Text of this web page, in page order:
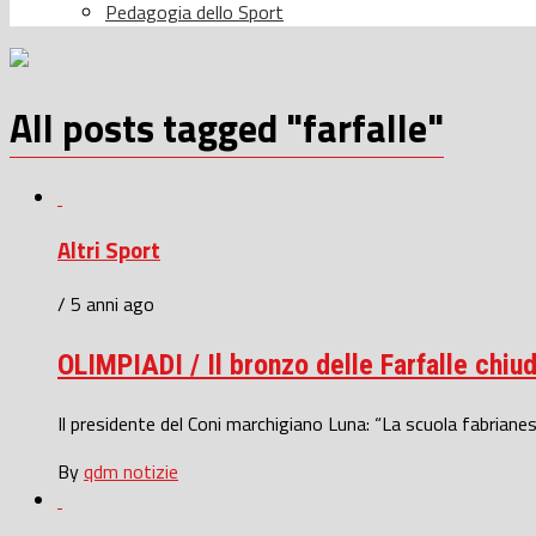
Pedagogia dello Sport
All posts tagged "farfalle"
Altri Sport
/ 5 anni ago
OLIMPIADI / Il bronzo delle Farfalle
Il presidente del Coni marchigiano Luna: “La scuola
Byqdm notizie